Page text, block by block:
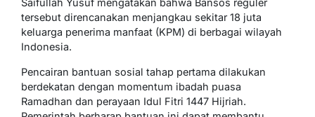
Saifullah Yusuf mengatakan bahwa Bansos reguler
tersebut direncanakan menjangkau sekitar 18 juta
keluarga penerima manfaat (KPM) di berbagai wilayah
Indonesia.
Pencairan bantuan sosial tahap pertama dilakukan
berdekatan dengan momentum ibadah puasa
Ramadhan dan perayaan Idul Fitri 1447 Hijriah.